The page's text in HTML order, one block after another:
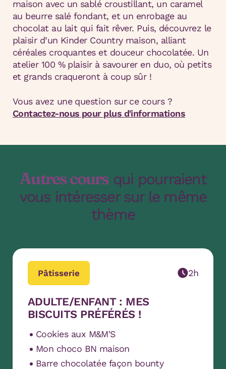
maison avec un sablé croustillant, un caramel
au beurre salé fondant, et un enrobage au
chocolat au lait qui fait rêver. Puis, découvrez le
plaisir d’un Kinder Country maison, alliant
céréales croquantes et douceur chocolatée. Un
atelier 100 % plaisir à savourer en duo, où petits
et grands craqueront à coup sûr !
Vous avez une question sur ce cours ?
Contactez-nous pour plus d'informations
Autres coursqui pourraient
vous intéresser sur le même
thème
Pâtisserie 2h
ADULTE/ENFANT : MES
BISCUITS PRÉFÉRÉS !
Cookies aux M&M'S
Mon choco BN maison
Barre chocolatée façon bounty